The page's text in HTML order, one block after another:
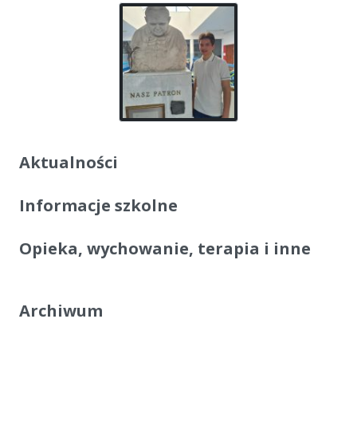
Aktualności
Informacje szkolne
Opieka, wychowanie, terapia i inne
Archiwum